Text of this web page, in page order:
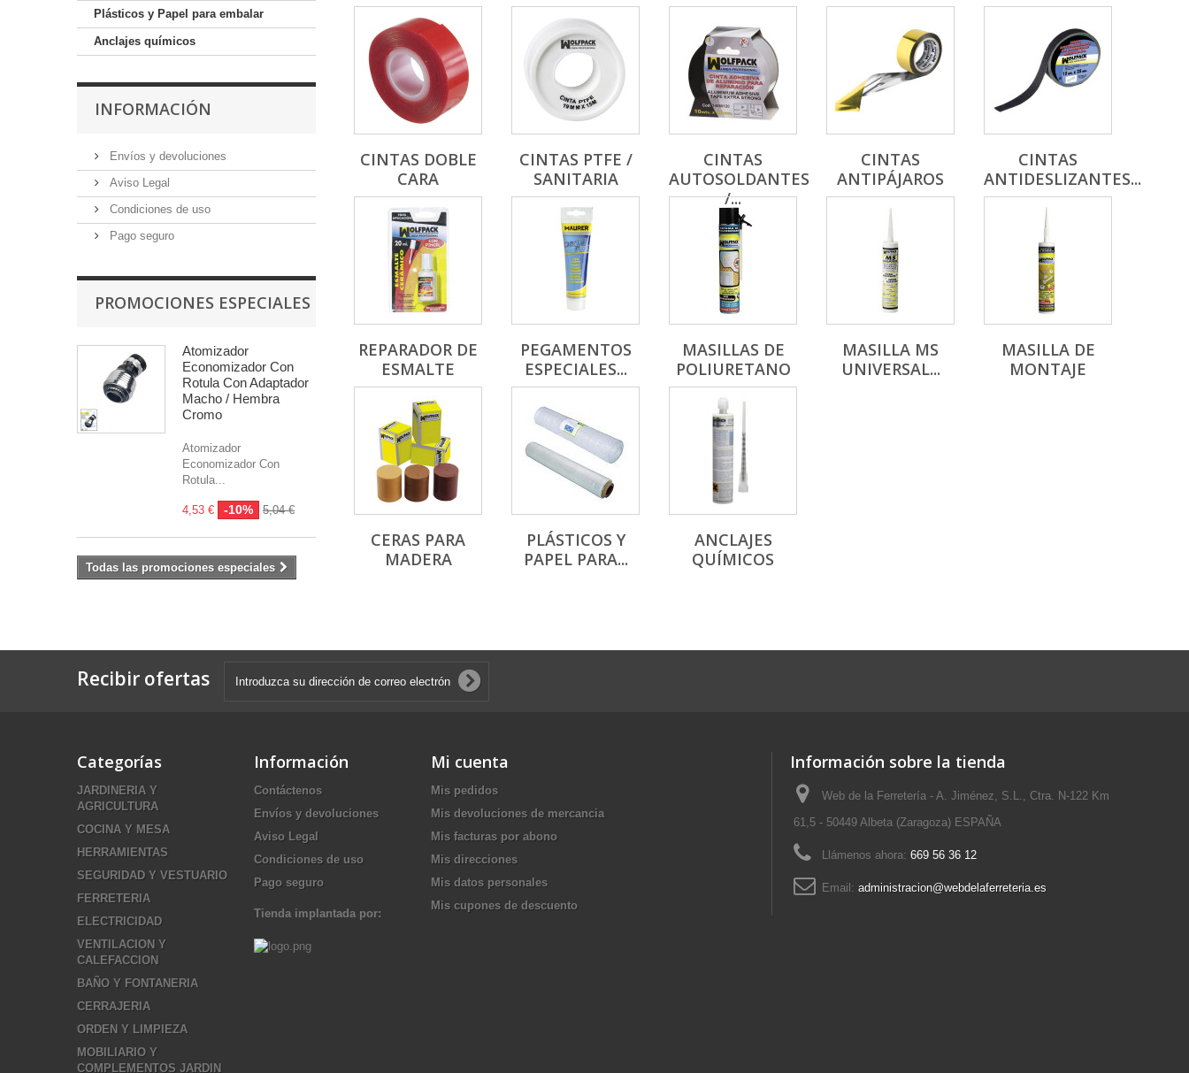
Plásticos y Papel para embalar
Anclajes químicos
INFORMACIÓN
Envíos y devoluciones
Aviso Legal
Condiciones de uso
Pago seguro
PROMOCIONES ESPECIALES
Atomizador
Economizador Con
Rotula Con Adaptador
Macho / Hembra
Cromo
Atomizador
Economizador Con
Rotula...
4,53 € -10% 5,04 €
Todas las promociones especiales
CINTAS DOBLE
CARA
CINTAS PTFE /
SANITARIA
CINTAS
AUTOSOLDANTES
/...
CINTAS
ANTIPÁJAROS
CINTAS
ANTIDESLIZANTES...
REPARADOR DE
ESMALTE
PEGAMENTOS
ESPECIALES...
MASILLAS DE
POLIURETANO
MASILLA MS
UNIVERSAL...
MASILLA DE
MONTAJE
CERAS PARA
MADERA
PLÁSTICOS Y
PAPEL PARA...
ANCLAJES
QUÍMICOS
Recibir ofertas
Categorías
JARDINERIA Y
AGRICULTURA
COCINA Y MESA
HERRAMIENTAS
SEGURIDAD Y VESTUARIO
FERRETERIA
ELECTRICIDAD
VENTILACION Y
CALEFACCION
BAÑO Y FONTANERIA
CERRAJERIA
ORDEN Y LIMPIEZA
MOBILIARIO Y
COMPLEMENTOS JARDIN
Información
Contáctenos
Envíos y devoluciones
Aviso Legal
Condiciones de uso
Pago seguro
Tienda implantada por:
Mi cuenta
Mis pedidos
Mis devoluciones de mercancia
Mis facturas por abono
Mis direcciones
Mis datos personales
Mis cupones de descuento
Información sobre la tienda
Web de la Ferretería - A. Jiménez, S.L., Ctra. N-122 Km
61,5 - 50449 Albeta (Zaragoza) ESPAÑA
Llámenos ahora: 669 56 36 12
Email: administracion@webdelaferreteria.es